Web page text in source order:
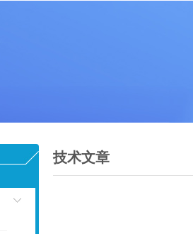
技术文章